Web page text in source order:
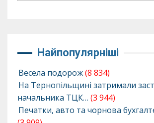
Найпопулярніші
Весела подорож(8 834)
На Тернопільщині затримали
начальника ТЦК… (3 944)
Печатки, авто та чорнова